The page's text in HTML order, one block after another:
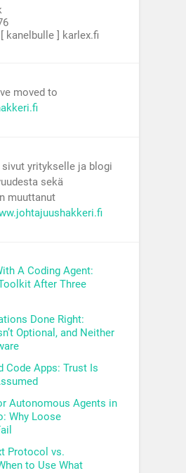
kanelbulle ] karlex.fi
moved to
yritykselle ja blogi
sekä
muuttanut
A Coding Agent:
After Three
Done Right:
Optional, and Neither
Code Apps: Trust Is
Autonomous Agents in
Why Loose
Protocol vs.
to Use What